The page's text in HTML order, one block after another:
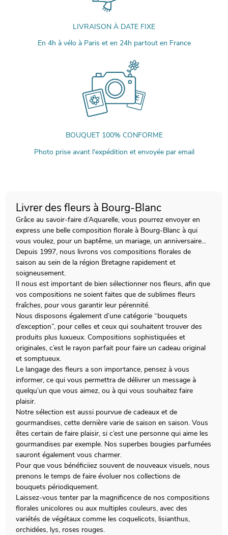
LIVRAISON À DATE FIXE
En 4h à vélo à Paris et en 24h partout en France
BOUQUET 100% CONFORME
Photo prise avant l'expédition et envoyée par email
Livrer des fleurs à Bourg-Blanc
Grâce au savoir-faire d’Aquarelle, vous pourrez envoyer en
express une belle composition florale à Bourg-Blanc à qui
vous voulez, pour un baptême, un mariage, un anniversaire...
Depuis 1997, nous livrons vos compositions florales de
saison au sein de la région Bretagne rapidement et
soigneusement.
Il nous est important de bien sélectionner nos fleurs, afin que
vos compositions ne soient faites que de sublimes fleurs
fraîches, pour vous garantir leur pérennité.
Nous disposons également d’une catégorie “bouquets
d’exception”, pour celles et ceux qui souhaitent trouver des
produits plus luxueux. Compositions sophistiquées et
originales, c’est le rayon parfait pour faire un cadeau original
et somptueux.
Le langage des fleurs a son importance, pensez à vous
informer, ce qui vous permettra de délivrer un message à
quelqu’un que vous aimez, ou à qui vous souhaitez faire
plaisir.
Notre sélection est aussi pourvue de cadeaux et de
gourmandises, cette dernière varie de saison en saison. Vous
êtes certain de faire plaisir, si c’est une personne qui aime les
gourmandises par exemple. Nos superbes bougies parfumées
sauront également vous charmer.
Pour que vous bénéficiiez souvent de nouveaux visuels, nous
prenons le temps de faire évoluer nos collections de
bouquets périodiquement.
Laissez-vous tenter par la magnificence de nos compositions
florales unicolores ou aux multiples couleurs, avec des
variétés de végétaux comme les coquelicots, lisianthus,
orchidées, lys, roses rouges.